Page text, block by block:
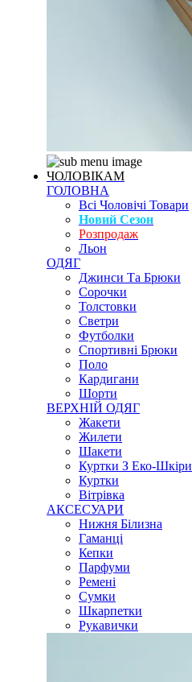
ЧОЛОВІКАМ
ГОЛОВНА
Всі Чоловічі Товари
Новий Сезон
Розпродаж
Льон
ОДЯГ
Джинси Та Брюки
Сорочки
Толстовки
Светри
Футболки
Спортивні Брюки
Поло
Кардигани
Шорти
ВЕРХНІЙ ОДЯГ
Жакети
Жилети
Шакети
Куртки З Еко-Шкіри
Куртки
Вітрівка
АКСЕСУАРИ
Нижня Білизна
Гаманці
Кепки
Парфуми
Ремені
Сумки
Шкарпетки
Рукавички